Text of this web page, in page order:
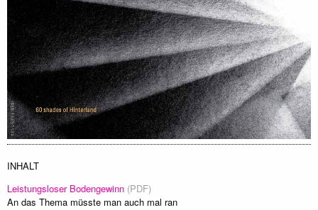
INHALT
Leistungsloser Bodengewinn (PDF)
An das Thema müsste man auch mal ran